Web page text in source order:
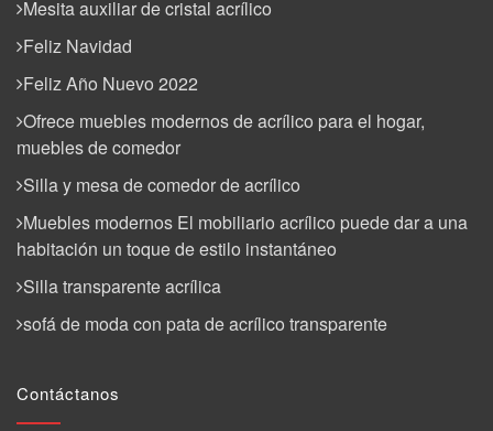
Mesita auxiliar de cristal acrílico
Feliz Navidad
Feliz Año Nuevo 2022
Ofrece muebles modernos de acrílico para el hogar,
muebles de comedor
Silla y mesa de comedor de acrílico
Muebles modernos El mobiliario acrílico puede dar a una
habitación un toque de estilo instantáneo
Silla transparente acrílica
sofá de moda con pata de acrílico transparente
Contáctanos